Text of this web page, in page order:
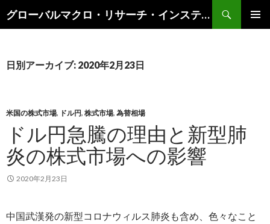
グローバルマクロ・リサーチ・インスティテュート
索
ン
キ
ッ
日別アーカイブ: 2020年2月23日
米国の株式市場, ドル円, 株式市場, 為替相場
ドル円急騰の理由と新型肺
炎の株式市場への影響
2020年2月23日
中国武漢発の新型コロナウィルス肺炎も含め、色々なこと